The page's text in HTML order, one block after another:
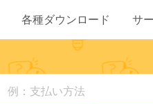
各種ダウンロード サ